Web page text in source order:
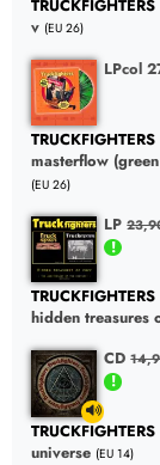
TRUCKFIGHTERS
v (EU 26)
LPcol
TRUCKFIGHTERS
masterflow
(EU 26)
LP
TRUCKFIGHTERS
hidden treasures
CD
TRUCKFIGHTERS
universe (EU 14)